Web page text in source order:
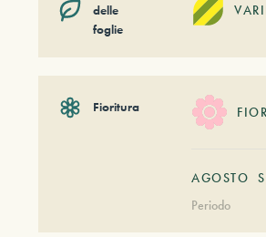
delle
foglie
Fioritura
AGOSTO
Periodo